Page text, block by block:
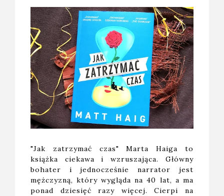
"Jak zatrzymać czas" Marta Haiga to
książka ciekawa i wzruszająca. Główny
bohater i jednocześnie narrator jest
mężczyzną, który wygląda na 40 lat, a ma
ponad dziesięć razy więcej. Cierpi na